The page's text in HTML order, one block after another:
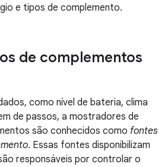
e tipos de complemento.
de complementos
como nível de bateria, clima
de passos, a mostradores de
são conhecidos como fontes
. Essas fontes disponibilizam
responsáveis por controlar o